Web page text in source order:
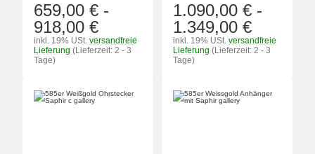
659,00 € -
918,00 €
inkl. 19% USt. versandfreie
Lieferung (Lieferzeit: 2 - 3
Tage)
1.090,00 € -
1.349,00 €
inkl. 19% USt. versandfreie
Lieferung (Lieferzeit: 2 - 3
Tage)